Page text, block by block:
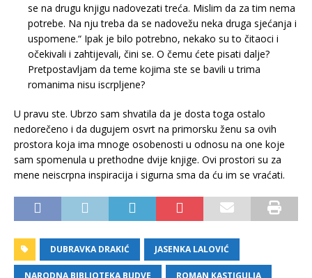
se na drugu knjigu nadovezati treća. Mislim da za tim nema
potrebe. Na nju treba da se nadovežu neka druga sjećanja i
uspomene.“ Ipak je bilo potrebno, nekako su to čitaoci i
očekivali i zahtijevali, čini se. O čemu ćete pisati dalje?
Pretpostavljam da teme kojima ste se bavili u trima
romanima nisu iscrpljene?
U pravu ste. Ubrzo sam shvatila da je dosta toga ostalo
nedorečeno i da dugujem osvrt na primorsku ženu sa ovih
prostora koja ima mnoge osobenosti u odnosu na one koje
sam spomenula u prethodne dvije knjige. Ovi prostori su za
mene neiscrpna inspiracija i sigurna sma da ću im se vraćati.
DUBRAVKA DRAKIĆ JASENKA LALOVIĆ
NARODNA BIBLIOTEKA BUDVE ROMAN KASTIGULJA